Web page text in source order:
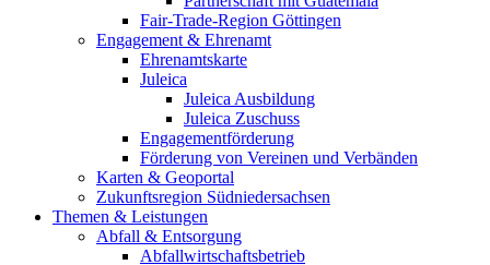
Fair-Trade-Region Göttingen
Engagement & Ehrenamt
Ehrenamtskarte
Juleica
Juleica Ausbildung
Juleica Zuschuss
Engagementförderung
Förderung von Vereinen und Verbänden
Karten & Geoportal
Zukunftsregion Südniedersachsen
Themen & Leistungen
Abfall & Entsorgung
Abfallwirtschaftsbetrieb